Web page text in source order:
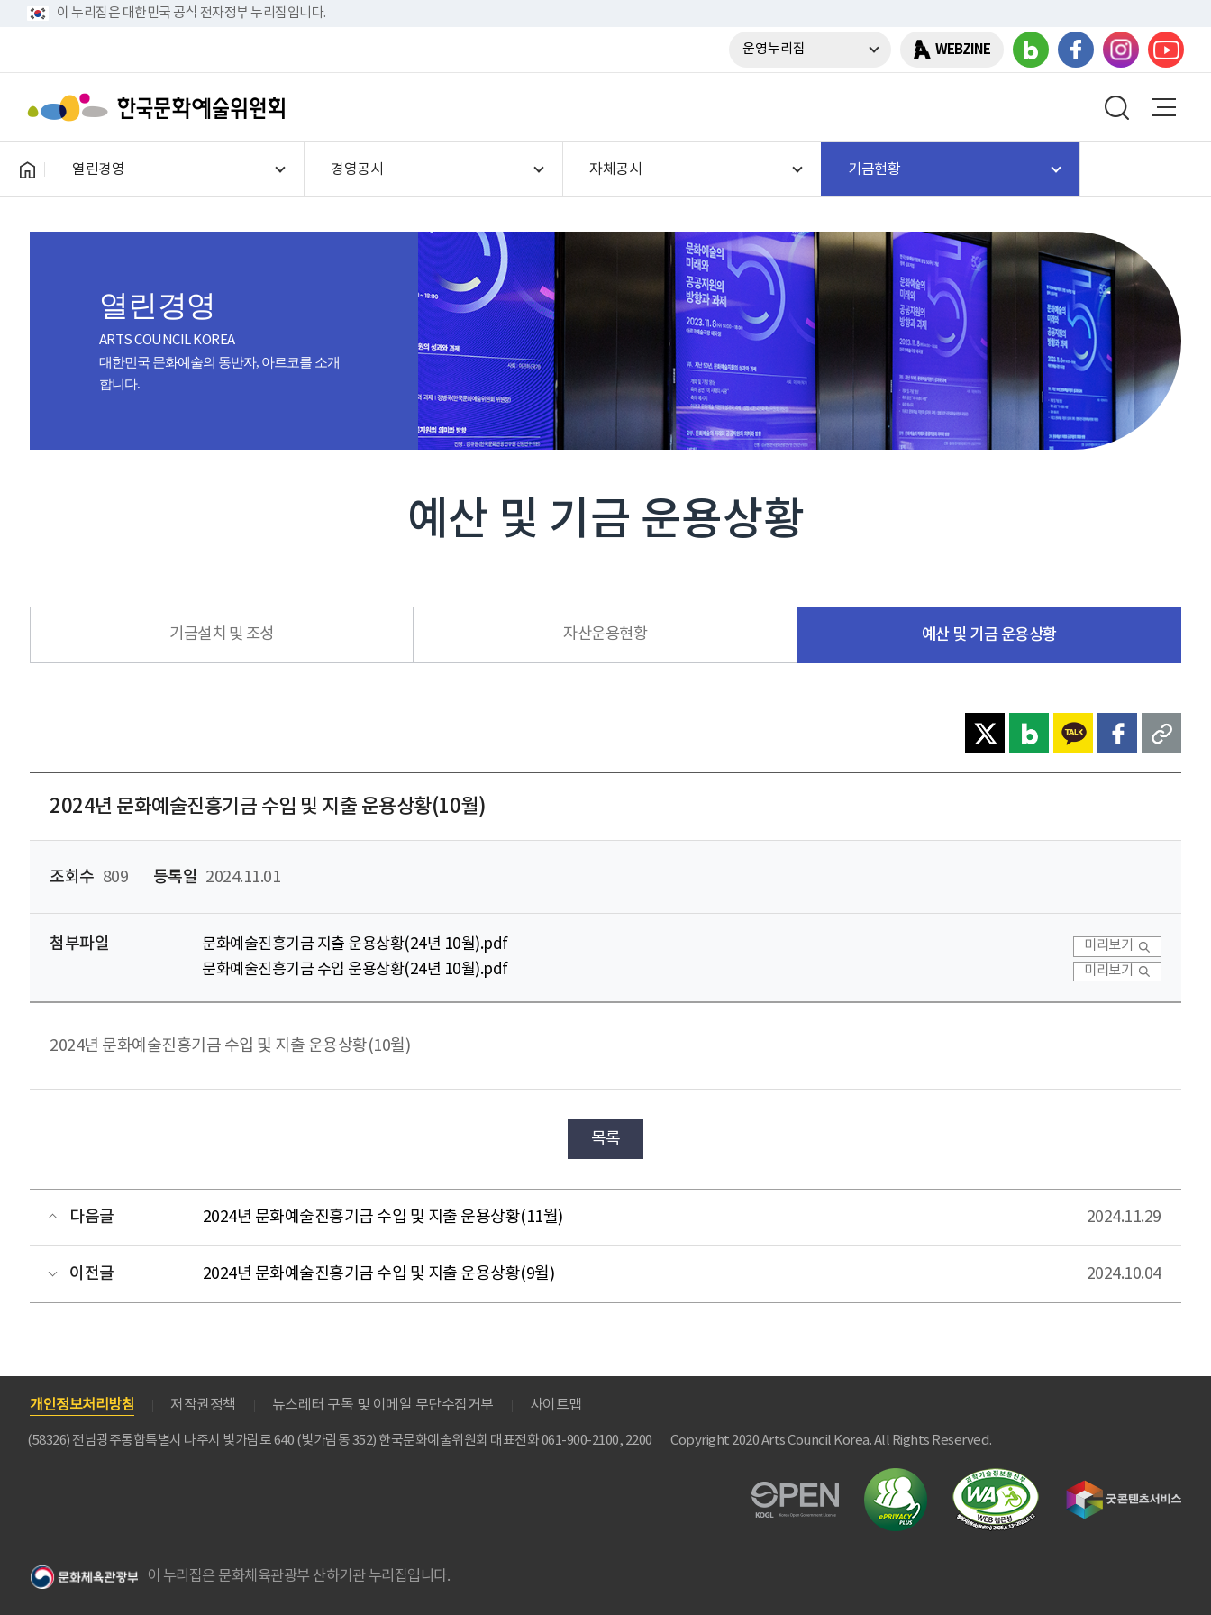
이 누리집은 대한민국 공식 전자정부 누리집입니다.
운영누리집 WEBZINE
열린경영 경영공시 자체공시 기금현황
열린경영
ARTS COUNCIL KOREA
대한민국 문화예술의 동반자, 아르코를 소개
합니다.
예산 및 기금 운용상황
기금설치 및 조성 자산운용현황 예산 및 기금 운용상황
2024년 문화예술진흥기금 수입 및 지출 운용상황(10월)
조회수 809 등록일 2024.11.01
첨부파일 문화예술진흥기금 지출 운용상황(24년 10월).pdf 미리보기
문화예술진흥기금 수입 운용상황(24년 10월).pdf 미리보기
2024년 문화예술진흥기금 수입 및 지출 운용상황(10월)
목록
다음글 2024년 문화예술진흥기금 수입 및 지출 운용상황(11월) 2024.11.29
이전글 2024년 문화예술진흥기금 수입 및 지출 운용상황(9월) 2024.10.04
개인정보처리방침 저작권정책 뉴스레터 구독 및 이메일 무단수집거부 사이트맵
(58326) 전남광주통합특별시 나주시 빛가람로 640 (빛가람동 352) 한국문화예술위원회 대표전화 061-900-2100, 2200 Copyright 2020 Arts Council Korea. All Rights Reserved.
이 누리집은 문화체육관광부 산하기관 누리집입니다.